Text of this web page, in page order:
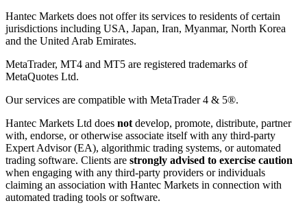
Hantec Markets does not offer its services to residents of certain
jurisdictions including USA, Japan, Iran, Myanmar, North Korea
and the United Arab Emirates.
MetaTrader, MT4 and MT5 are registered trademarks of
MetaQuotes Ltd.
Our services are compatible with MetaTrader 4 & 5®.
Hantec Markets Ltd does notdevelop, promote, distribute, partner
with, endorse, or otherwise associate itself with any third-party
Expert Advisor (EA), algorithmic trading systems, or automated
trading software. Clients are strongly advised to exercise caution
when engaging with any third-party providers or individuals
claiming an association with Hantec Markets in connection with
automated trading tools or software.